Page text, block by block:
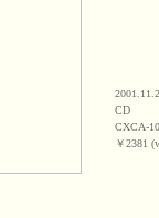
CD
CXCA-
￥2381